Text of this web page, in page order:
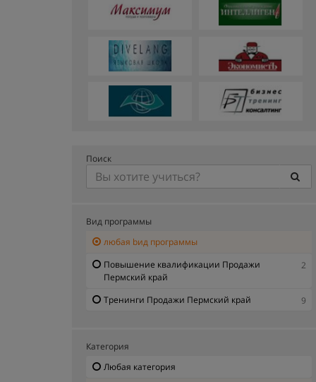
Поиск
Вид программы
любая bид программы
Повышение квалификации Продажи
Пермский край
2
Тренинги Продажи Пермский край 9
Категория
Любая категория